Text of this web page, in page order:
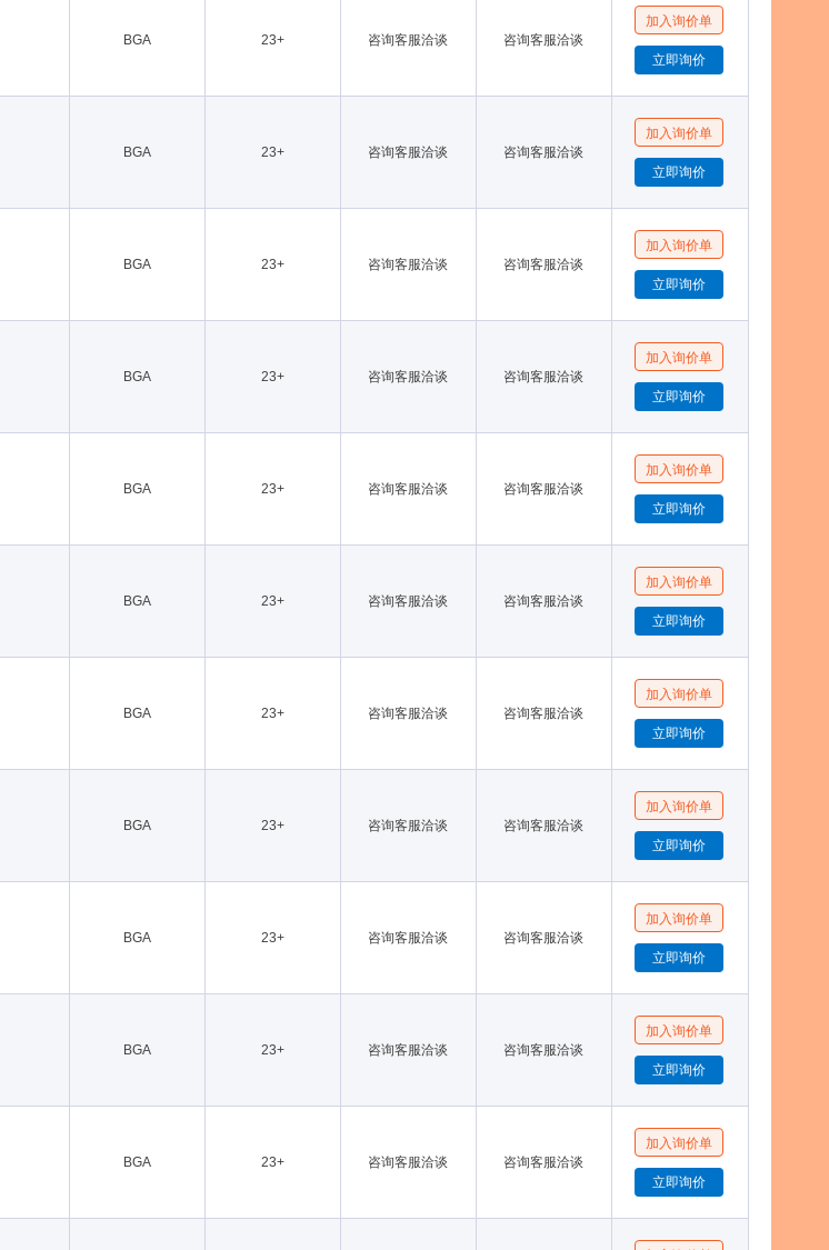
BGA 23+ 咨询客服洽谈 咨询客服洽谈
BGA 23+ 咨询客服洽谈 咨询客服洽谈
BGA 23+ 咨询客服洽谈 咨询客服洽谈
BGA 23+ 咨询客服洽谈 咨询客服洽谈
BGA 23+ 咨询客服洽谈 咨询客服洽谈
BGA 23+ 咨询客服洽谈 咨询客服洽谈
BGA 23+ 咨询客服洽谈 咨询客服洽谈
BGA 23+ 咨询客服洽谈 咨询客服洽谈
BGA 23+ 咨询客服洽谈 咨询客服洽谈
BGA 23+ 咨询客服洽谈 咨询客服洽谈
BGA 23+ 咨询客服洽谈 咨询客服洽谈